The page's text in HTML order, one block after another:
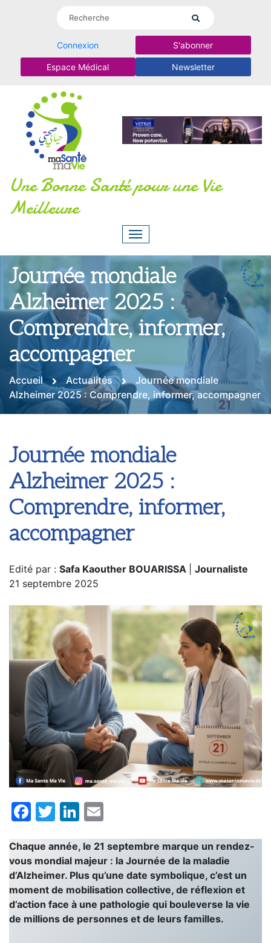
Connexion S'abonner
Espace Médical Newsletter
Une Bonne Santé pour une Vie
Meilleure
Journée mondiale
Alzheimer 2025 :
Comprendre, informer,
accompagner
Accueil Actualités
Journée mondiale
Alzheimer 2025 : Comprendre, informer, accompagner
Journée mondiale
Alzheimer 2025 :
Comprendre, informer,
accompagner
Edité par : Safa Kaouther BOUARISSA
Journaliste
21 septembre 2025
Facebook
TwitterLinkedIn
Chaque année, le 21 septembre marque un rendez-
vous mondial majeur : la Journée de la maladie
d’Alzheimer. Plus qu’une date symbolique, c’est un
moment de mobilisation collective, de réflexion et
d’action face à une pathologie qui bouleverse la vie
de millions de personnes et de leurs familles.